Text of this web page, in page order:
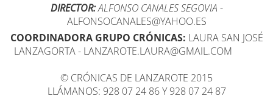
DIRECTOR:ALFONSO CANALES SEGOVIA -
ALFONSOCANALES@YAHOO.ES
COORDINADORA GRUPO CRÓNICAS: LAURA SAN JOSÉ
LANZAGORTA - LANZAROTE.LAURA@GMAIL.COM
© CRÓNICAS DE LANZAROTE 2015
LLÁMANOS: 928 07 24 86 Y 928 07 24 87